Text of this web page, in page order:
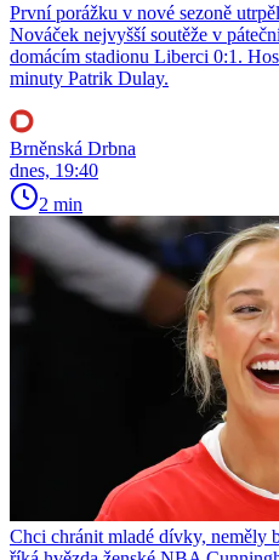
První porážku v nové sezoně
Nováček nejvyšší soutěže v
domácím stadionu Liberci 0:1.
minuty Patrik Dulay.
Brněnská Drbna
dnes, 19:40
2 min
Chci chránit mladé dívky, neměly